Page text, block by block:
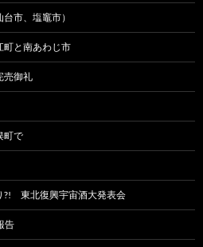
市、塩竈市）
町と南あわじ市
売御礼
町で
?! 東北復興宇宙酒大発表会
告